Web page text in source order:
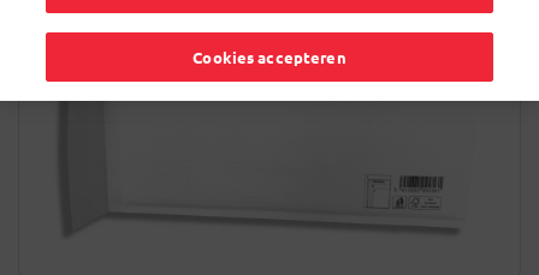
Cookies accepteren